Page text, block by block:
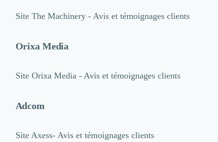
Site The Machinery - Avis et témoignages clients
Orixa Media
Site Orixa Media - Avis et témoignages clients
Adcom
Site Axess- Avis et témoignages clients